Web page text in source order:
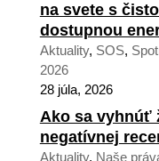
na svete s
dostupnou
Aktuality, SOS,
2026
28 júla, 2026
Ako sa vyhnúť
negatívnej
Aktuality, Naše